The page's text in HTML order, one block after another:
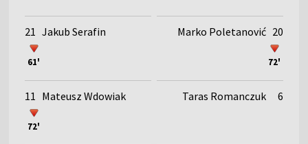
21 Jakub Serafin
61'
11 Mateusz Wdowiak
72'
72'
Marko Poletanović 20
Taras Romanczuk 6